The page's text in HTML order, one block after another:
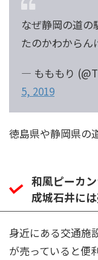
なぜ静岡の道の
たのかわからん
— もももり
5, 2019
徳島県や静岡県の
和風ピーカ
成城石井に
身近にある交通施
が売っていると便